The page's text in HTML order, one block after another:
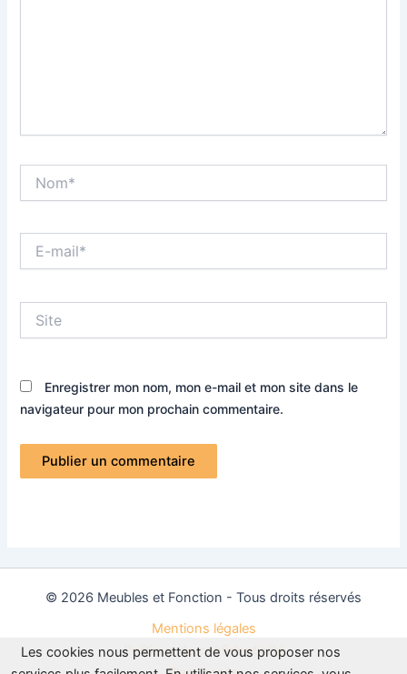
mail*
Enregistrer mon nom, mon e-mail et mon site dans le
navigateur pour mon prochain commentaire.
© 2026 Meubles et Fonction - Tous droits réservés
Mentions légales
Politique de confidentialité
Les cookies nous permettent de vous proposer nos